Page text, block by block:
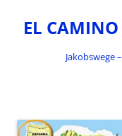
springen
EL
Jakobswege